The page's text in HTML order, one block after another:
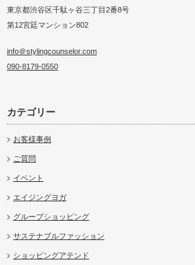
グカウンセラ…
似合うがわかるを動画
東京都渋谷区千駄ヶ谷三丁目2番8号
第12宮廷マンション802
info＠stylingcounselor.com
090-8179-0550
カテゴリー
お客様事例
ご質問
イベント
エイジングヨガ
グループショッピング
サステナブルファッション
ショッピングアテンド